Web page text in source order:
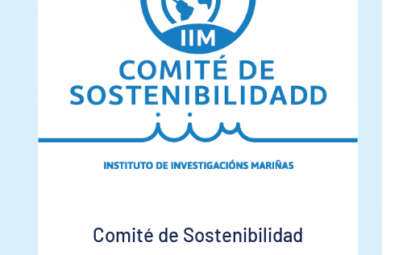
Comité de Sostenibilidad